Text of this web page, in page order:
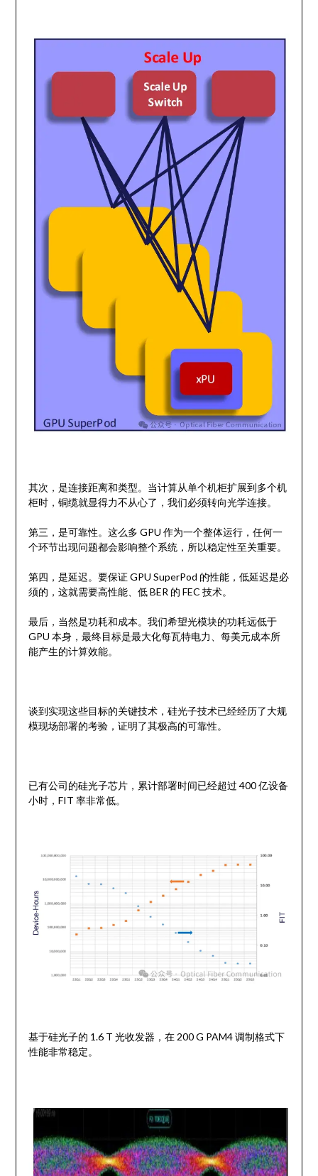
其次，是连接距离和类型。当计算从单个机柜扩展到多个机
柜时，铜缆就显得力不从心了，我们必须转向光学连接。
第三，是可靠性。这么多 GPU 作为一个整体运行，任何一
个环节出现问题都会影响整个系统，所以稳定性至关重要。
第四，是延迟。要保证 GPU SuperPod 的性能，低延迟是必
须的，这就需要高性能、低 BER 的 FEC 技术。
最后，当然是功耗和成本。我们希望光模块的功耗远低于
GPU 本身，最终目标是最大化每瓦特电力、每美元成本所
能产生的计算效能。
谈到实现这些目标的关键技术，硅光子技术已经经历了大规
模现场部署的考验，证明了其极高的可靠性。
已有公司的硅光子芯片，累计部署时间已经超过 400 亿设备
小时，FIT 率非常低。
基于硅光子的 1.6 T 光收发器，在 200 G PAM4 调制格式下
性能非常稳定。